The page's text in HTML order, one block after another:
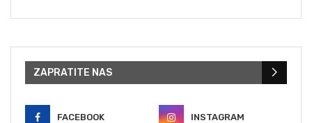
ZAPRATITE NAS
FACEBOOK INSTAGRAM